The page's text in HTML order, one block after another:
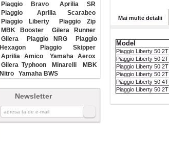
Piaggio Bravo
Aprilia SR
Piaggio
Aprilia Scarabeo
Piaggio Liberty
Piaggio Zip
MBK Booster
Gilera Runner
Gilera
Piaggio NRG
Piaggio
Hexagon
Piaggio Skipper
Aprilia Amico
Yamaha Aerox
Gilera Typhoon
Minarelli
MBK
Nitro
Yamaha BWS
Newsletter
Mai multe detalii
Model
Piaggio Liberty 50 2T
Piaggio Liberty 50 2T
Piaggio Liberty 50 2T
Piaggio Liberty 50 2T
Piaggio Liberty 50 4T
Piaggio Liberty 50 2T